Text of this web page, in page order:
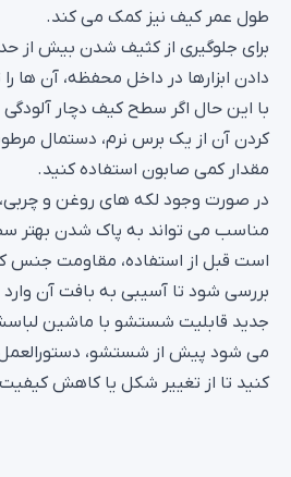
طول عمر کیف نیز کمک می‌ کند.
برای جلوگیری از کثیف شدن بیش از
دادن ابزارها در داخل محفظه، آن‌ ها
با این حال اگر سطح کیف دچار آلودگی
کردن آن از یک برس نرم، دستمال
مقدار کمی صابون استفاده کنید.
در صورت وجود لکه‌ های روغن و
مناسب می‌ تواند به پاک شدن بهتر
است قبل از استفاده، مقاومت جنس
بررسی شود تا آسیبی به بافت آن
جدید قابلیت شستشو با ماشین
می‌ شود پیش از شستشو، دستورالعمل
کنید تا از تغییر شکل یا کاهش